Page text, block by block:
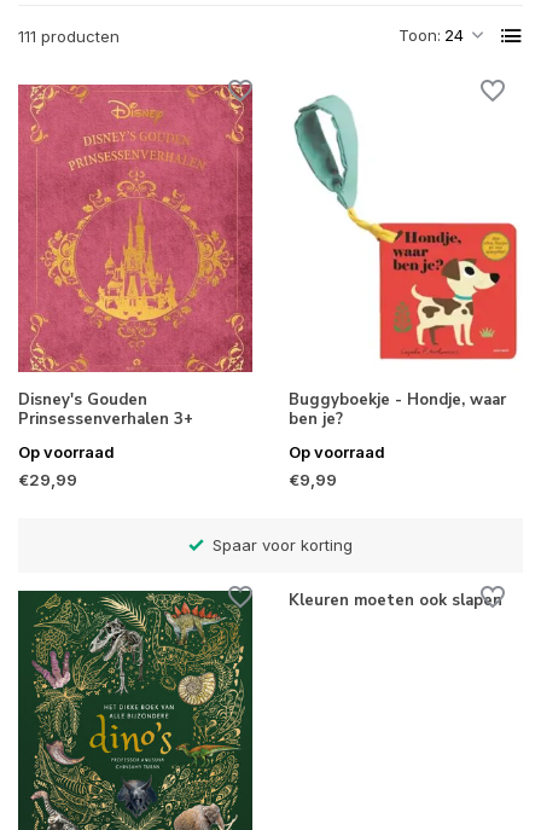
111 producten Toon:
Disney's Gouden
Prinsessenverhalen 3+
Op voorraad
€29,99
Buggyboekje - Hondje, waar
ben je?
Op voorraad
€9,99
Betaal later met Klarna
Kleuren moeten ook slapen